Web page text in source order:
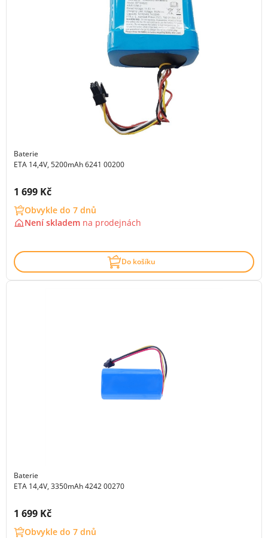
Baterie
ETA 14,4V, 5200mAh 6241 00200
Cena s DPH:
1 699 Kč
Obvykle do 7 dnů
Není skladem na prodejnách
Do košíku
Baterie
ETA 14,4V, 3350mAh 4242 00270
Cena s DPH:
1 699 Kč
Obvykle do 7 dnů